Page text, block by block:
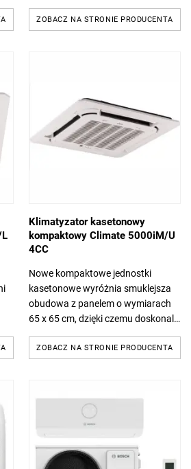
wyposażone w liczne funkcje
zapewniające komfort...
ZOBACZ NA STRONIE PRODUCENTA
Klimatyzator kasetonowy
kompaktowy Climate 5000iM/U
4CC
Nowe kompaktowe jednostki
kasetonowe wyróżnia smuklejsza
obudowa z panelem o wymiarach
65 x 65 cm, dzięki czemu doskonale
sufitów podwieszanych. Dostępne
ZOBACZ NA STRONIE PRODUCENTA